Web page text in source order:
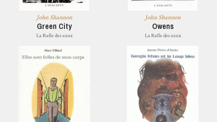
John Shannon
Green City
La Rafle des eaux
John Shannon
Owens
La Rafle des eaux